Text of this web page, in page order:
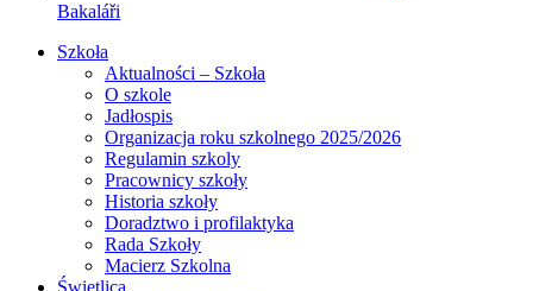
Bakaláři
Szkoła
Aktualności – Szkoła
O szkole
Jadłospis
Organizacja roku szkolnego 2025/2026
Regulamin szkoly
Pracownicy szkoły
Historia szkoły
Doradztwo i profilaktyka
Rada Szkoły
Macierz Szkolna
Świetlica